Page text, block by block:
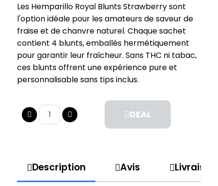
Les Hemparillo Royal Blunts Strawberry sont
l'option idéale pour les amateurs de saveur de
fraise et de chanvre naturel. Chaque sachet
contient 4 blunts, emballés hermétiquement
pour garantir leur fraîcheur. Sans THC ni tabac,
ces blunts offrent une expérience pure et
personnalisable sans tips inclus.
DEAL
Description Avis